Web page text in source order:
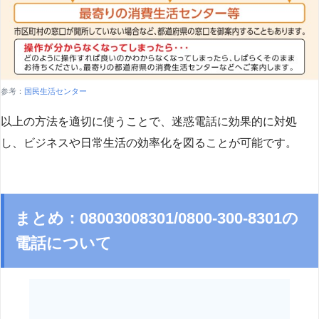
参考： 国民生活センター
以上の方法を適切に使うことで、迷惑電話に効果的に対処
し、ビジネスや日常生活の効率化を図ることが可能です。
まとめ：08003008301/0800-300-8301の
電話について